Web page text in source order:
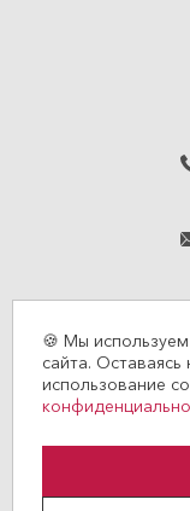
🍪 Мы
сайта.
использование